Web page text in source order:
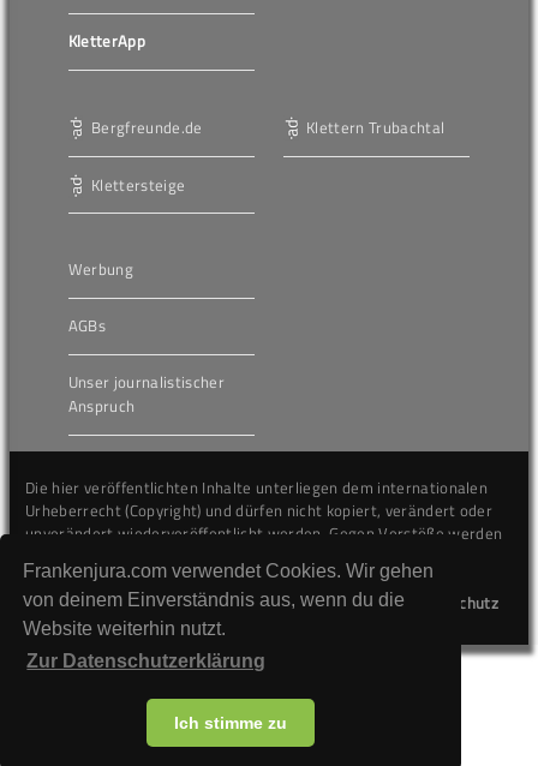
Frankenjura.com verwendet Cookies. Wir gehen
von deinem Einverständnis aus, wenn du die
Website weiterhin nutzt.
Zur Datenschutzerklärung
Ich stimme zu
KletterApp
Bergfreunde.de
Klettersteige
Klettern Trubachtal
Werbung
AGBs
Unser journalistischer
Anspruch
Die hier veröffentlichten Inhalte unterliegen dem internationalen
Urheberrecht (Copyright) und dürfen nicht kopiert, verändert oder
unverändert wiederveröffentlicht werden. Gegen Verstöße werden
Kontakt
Impressum Datenschutz